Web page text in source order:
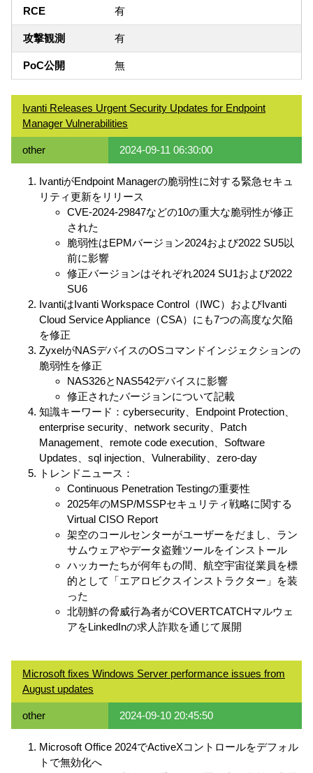
RCE 有
攻撃観測 有
PoC公開 無
Ivanti Releases Urgent Security Updates for Endpoint
Manager Vulnerabilities
other 2024-09-11 06:30:00
IvantiがEndpoint Managerの脆弱性に対する緊急セキュ
リティ更新をリリース
CVE-2024-29847などの10の重大な脆弱性が修正
された
脆弱性はEPMバージョン2024および2022 SU5以
前に影響
修正バージョンはそれぞれ2024 SU1および2022
SU6
IvantiはIvanti Workspace Control（IWC）およびIvanti
Cloud Service Appliance（CSA）にも7つの高度な欠陥
を修正
ZyxelがNASデバイスのOSコマンドインジェクションの
脆弱性を修正
NAS326とNAS542デバイスに影響
修正されたバージョンについて記載
知識キーワード：cybersecurity、Endpoint Protection、
enterprise security、network security、Patch
Management、remote code execution、Software
Updates、sql injection、Vulnerability、zero-day
トレンドニュース：
Continuous Penetration Testingの重要性
2025年のMSP/MSSPセキュリティ戦略に関する
Virtual CISO Report
架空のコールセンターがユーザーをだまし、ラン
サムウェアやデータ盗難ツールをインストール
ハッカーたちが何年もの間、航空宇宙従業員を標
的として「エアロビクスインストラクター」を装
った
北朝鮮の脅威行為者がCOVERTCATCHマルウェ
アをLinkedInの求人詐欺を通じて展開
Microsoft fixes Windows Server performance issues from
August updates
other 2024-09-10 20:45:50
Microsoft Office 2024でActiveXコントロールをデフォル
トで無効化へ